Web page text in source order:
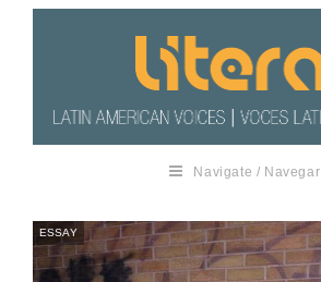
Navigate / Navegar
ESSAY